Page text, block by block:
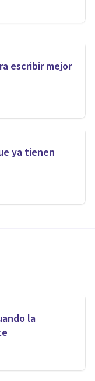
escribir mejor
ya tienen
la